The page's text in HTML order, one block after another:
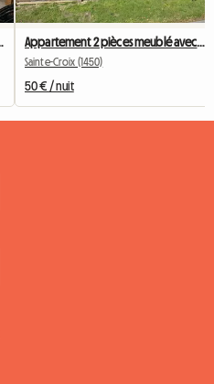
Sainte-Croix (1450)
50 € / nuit